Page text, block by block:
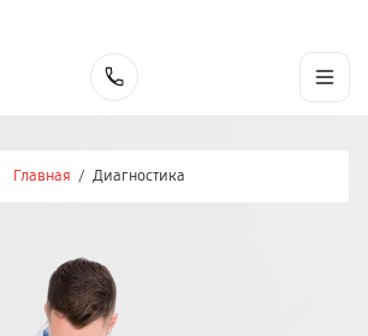
Главная / Диагностика